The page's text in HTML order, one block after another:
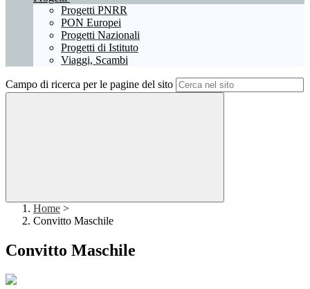
Progetti PNRR
PON Europei
Progetti Nazionali
Progetti di Istituto
Viaggi, Scambi
Campo di ricerca per le pagine del sito
Home >
Convitto Maschile
Convitto Maschile